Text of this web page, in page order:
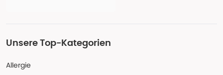
Unsere Top-Kategorien
Allergie